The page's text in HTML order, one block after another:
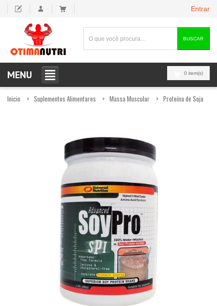
Entrar
BUSCAR
0 item(s)
MENU
Inicio Suplementos Alimentares Massa Muscular Proteína de Soja